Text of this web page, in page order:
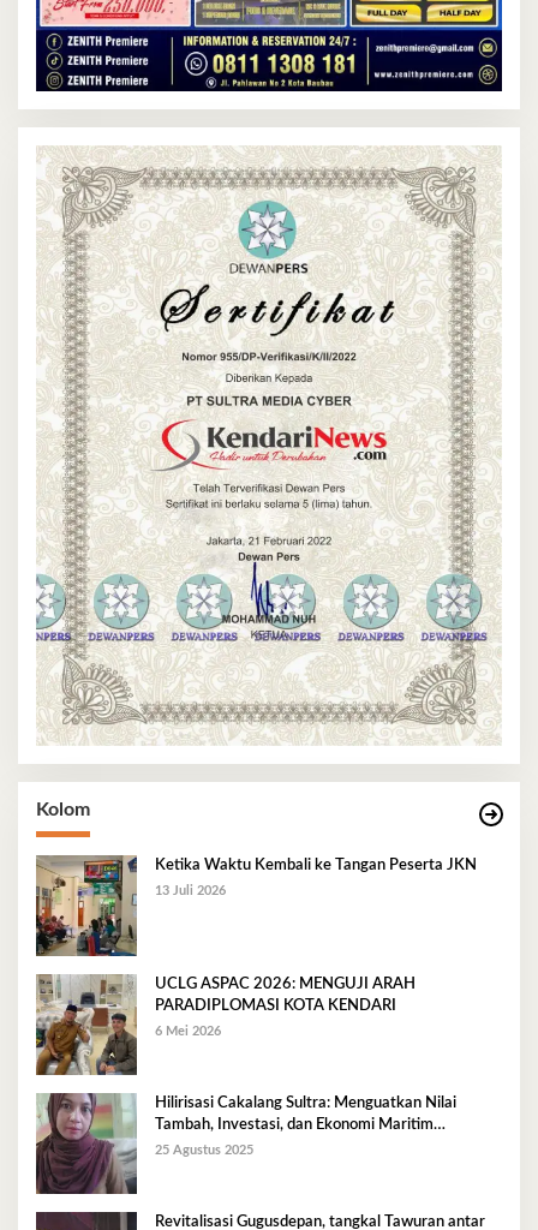
Kolom
Ketika Waktu Kembali ke Tangan Peserta JKN
13 Juli 2026
UCLG ASPAC 2026: MENGUJI ARAH
PARADIPLOMASI KOTA KENDARI
6 Mei 2026
Hilirisasi Cakalang Sultra: Menguatkan Nilai
Tambah, Investasi, dan Ekonomi Maritim
Berkelanjutan
25 Agustus 2025
Revitalisasi Gugusdepan, tangkal Tawuran antar